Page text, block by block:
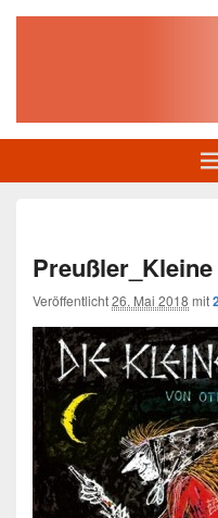
Veröffentlicht26. Mai 2018 mit